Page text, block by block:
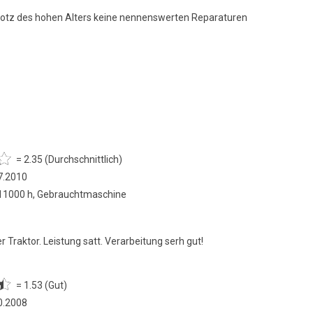
des hohen Alters keine nennenswerten Reparaturen
= 2.35 (Durchschnittlich)
h, Gebrauchtmaschine
Traktor. Leistung satt. Verarbeitung serh gut!
= 1.53 (Gut)